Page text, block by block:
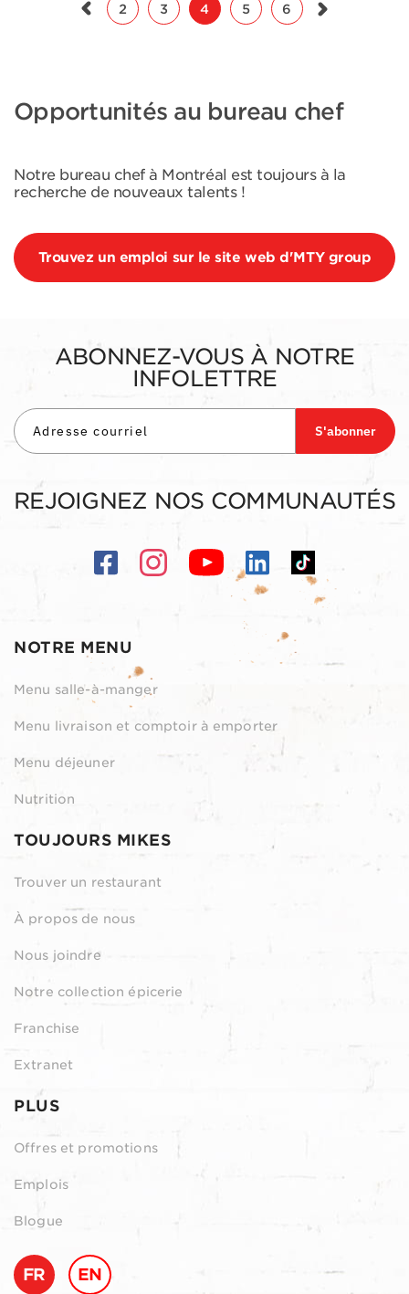
2 3 4 5 6
Opportunités au bureau chef
Notre bureau chef à Montréal est toujours à la
recherche de nouveaux talents !
Trouvez un emploi sur le site web d'MTY group
NOTRE MENU
Menu salle-à-manger
Menu livraison et comptoir à emporter
Menu déjeuner
Nutrition
TOUJOURS MIKES
Trouver un restaurant
À propos de nous
Nous joindre
Notre collection épicerie
Franchise
Extranet
PLUS
Offres et promotions
Emplois
Blogue
FR EN
ABONNEZ-VOUS À NOTRE
INFOLETTRE
S'abonner
REJOIGNEZ NOS COMMUNAUTÉS